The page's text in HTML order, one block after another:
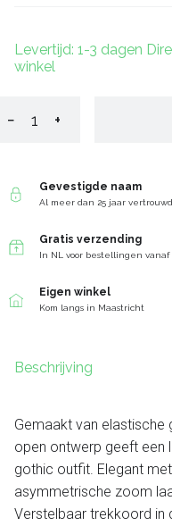
Levertijd: 1-3 dagen
winkel
− +
Gevestigde naam
Al meer dan 25 jaar vertrouwd
Gratis verzending
In NL voor bestellingen vanaf
Eigen winkel
Kom langs in Maastricht
Beschrijving
Gemaakt van elastische
open ontwerp geeft een
gothic outfit. Elegant
asymmetrische zoom
Verstelbaar trekkoord in